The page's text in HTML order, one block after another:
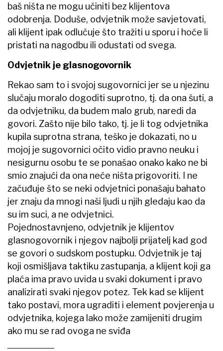
baš ništa ne mogu učiniti bez klijentova
odobrenja. Doduše, odvjetnik može savjetovati,
ali klijent ipak odlučuje što tražiti u sporu i hoće li
pristati na nagodbu ili odustati od svega.
Odvjetnik je glasnogovornik
Rekao sam to i svojoj sugovornici jer se u njezinu
slučaju moralo dogoditi suprotno, tj. da ona šuti, a
da odvjetniku, da budem malo grub, naredi da
govori. Zašto nije bilo tako, tj. je li tog odvjetnika
kupila suprotna strana, teško je dokazati, no u
mojoj je sugovornici očito vidio pravno neuku i
nesigurnu osobu te se ponašao onako kako ne bi
smio znajući da ona neće ništa prigovoriti. I ne
začuđuje što se neki odvjetnici ponašaju bahato
jer znaju da mnogi naši ljudi u njih gledaju kao da
su im suci, a ne odvjetnici.
Pojednostavnjeno, odvjetnik je klijentov
glasnogovornik i njegov najbolji prijatelj kad god
se govori o sudskom postupku. Odvjetnik je taj
koji osmišljava taktiku zastupanja, a klijent koji ga
plaća ima pravo uvida u svaki dokument i pravo
analizirati svaki njegov potez. Tek kad se klijent
tako postavi, mora ugraditi i element povjerenja u
odvjetnika, kojega lako može zamijeniti drugim
ako mu se rad ovoga ne sviđa